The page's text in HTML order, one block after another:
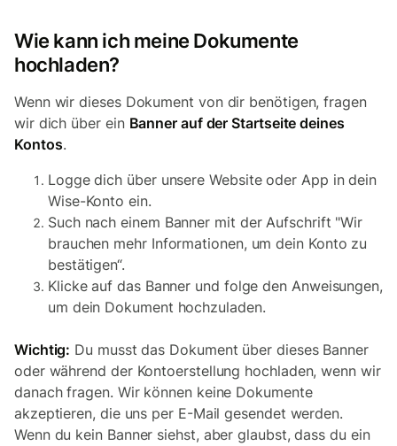
Wie kann ich meine Dokumente
hochladen?
Wenn wir dieses Dokument von dir benötigen, fragen
wir dich über ein Banner auf der Startseite deines
Kontos.
Logge dich über unsere Website oder App in dein
Wise-Konto ein.
Such nach einem Banner mit der Aufschrift "Wir
brauchen mehr Informationen, um dein Konto zu
bestätigen“.
Klicke auf das Banner und folge den Anweisungen,
um dein Dokument hochzuladen.
Wichtig: Du musst das Dokument über dieses Banner
oder während der Kontoerstellung hochladen, wenn wir
danach fragen. Wir können keine Dokumente
akzeptieren, die uns per E-Mail gesendet werden.
Wenn du kein Banner siehst, aber glaubst, dass du ein